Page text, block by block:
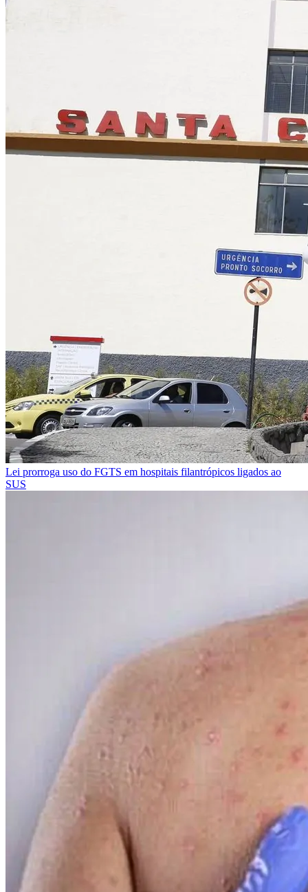
Lei prorroga uso do FGTS em hospitais filantrópicos ligados ao
SUS